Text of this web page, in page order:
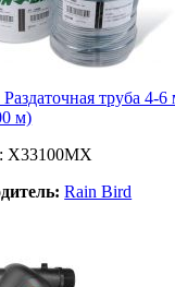
труба 4-6
м)
X33100MX
Rain Bird